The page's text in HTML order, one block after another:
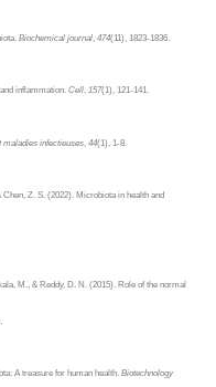
Biochemical journal, 474(11), 1823-1836.
inflammation. Cell, 157(1), 121-141.
maladies infectieuses, 44(1), 1-8.
Z. S. (2022). Microbiota in health and
M., & Reddy, D. N. (2015). Role of the normal
A treasure for human health. Biotechnology